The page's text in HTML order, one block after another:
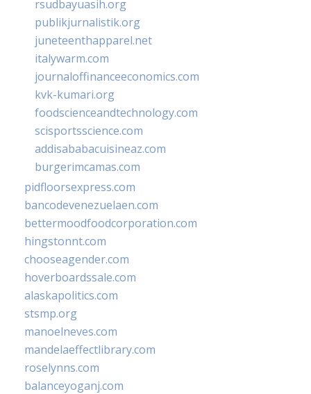
rsudbayuasih.org
publikjurnalistik.org
juneteenthapparel.net
italywarm.com
journaloffinanceeconomics.com
kvk-kumari.org
foodscienceandtechnology.com
scisportsscience.com
addisababacuisineaz.com
burgerimcamas.com
pidfloorsexpress.com
bancodevenezuelaen.com
bettermoodfoodcorporation.com
hingstonnt.com
chooseagender.com
hoverboardssale.com
alaskapolitics.com
stsmp.org
manoelneves.com
mandelaeffectlibrary.com
roselynns.com
balanceyoganj.com